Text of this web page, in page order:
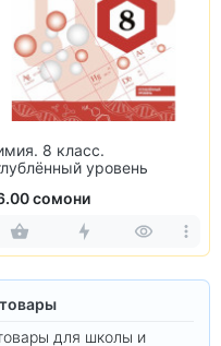
8 класс.
уровень
сомони
для школы и